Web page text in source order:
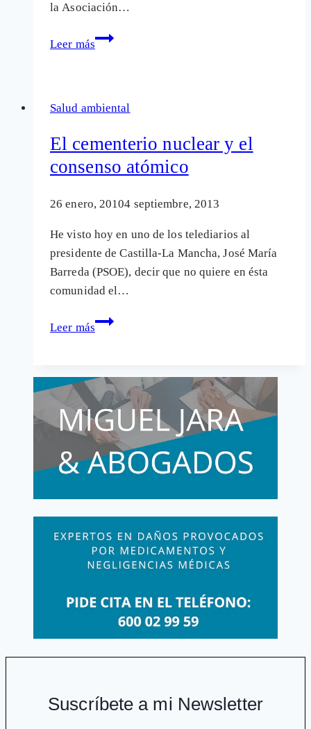
la Asociación…
Leer más
El
meta
atómico
español
Salud ambiental
El cementerio nuclear y el
consenso atómico
26 enero, 20104 septiembre, 2013
He visto hoy en uno de los telediarios al
presidente de Castilla-La Mancha, José María
Barreda (PSOE), decir que no quiere en ésta
comunidad el…
Leer más
El
y
el
consenso
atómico
Suscríbete a mi Newsletter